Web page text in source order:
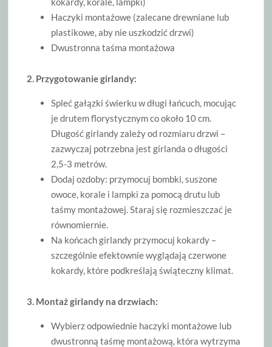
Haczyki montażowe (zalecane drewniane lub
plastikowe, aby nie uszkodzić drzwi)
Dwustronna taśma montażowa
2. Przygotowanie girlandy:
Spleć gałązki świerku w długi łańcuch, mocując
je drutem florystycznym co około 10 cm.
Długość girlandy zależy od rozmiaru drzwi –
zazwyczaj potrzebna jest girlanda o długości
2,5-3 metrów.
Dodaj ozdoby: przymocuj bombki, suszone
owoce, korale i lampki za pomocą drutu lub
taśmy montażowej. Staraj się rozmieszczać je
równomiernie.
Na końcach girlandy przymocuj kokardy –
szczególnie efektownie wyglądają czerwone
kokardy, które podkreślają świąteczny klimat.
3. Montaż girlandy na drzwiach:
Wybierz odpowiednie haczyki montażowe lub
dwustronną taśmę montażową, która wytrzyma